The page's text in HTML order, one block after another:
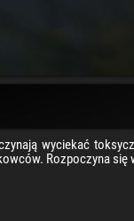
wyciekać
Rozpoczyna się